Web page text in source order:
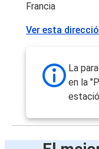
Francia
Ver esta
La
en la